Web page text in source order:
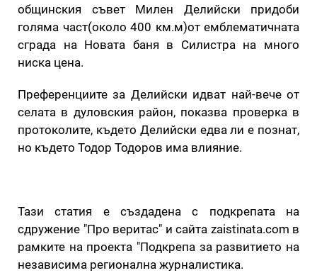
общинския съвет Милен Делийски придоби
голяма част(около 400 км.м)от емблематичната
сграда на Новата баня в Силистра на много
ниска цена.
Преференциите за Делийски идват най-вече от
селата в дуловския район, показва проверка в
протоколите, където Делийски едва ли е познат,
но където Тодор Тодоров има влияние.
Тази статия е създадена с подкрепата на
сдружение "Про веритас" и сайта zaistinata.com в
рамките на проекта "Подкрепа за развитието на
независима регионална журналистика.